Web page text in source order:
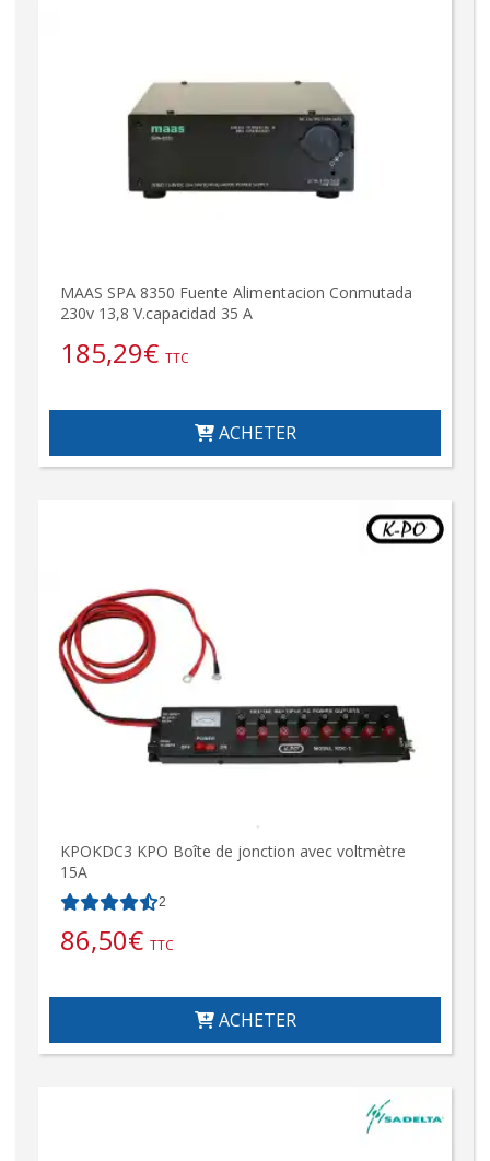
MAAS SPA 8350 Fuente Alimentacion Conmutada
230v 13,8 V.capacidad 35 A
185,29€ TTC
ACHETER
KPOKDC3 KPO Boîte de jonction avec voltmètre
15A
2
86,50€ TTC
ACHETER